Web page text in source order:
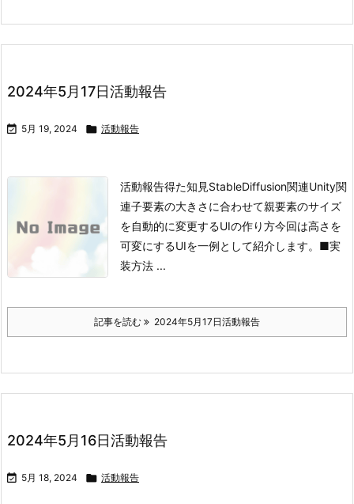
2024年5月17日活動報告
 5月 19, 2024  活動報告
活動報告得た知見StableDiffusion関連Unity関
連子要素の大きさに合わせて親要素のサイズ
を自動的に変更するUIの作り方今回は高さを
可変にするUIを一例として紹介します。 ■実
装方法 ...
記事を読む 2024年5月17日活動報告
2024年5月16日活動報告
 5月 18, 2024  活動報告